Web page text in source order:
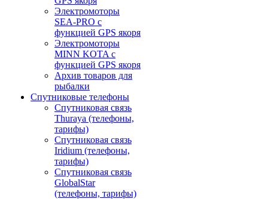
Электромоторы
SEA-PRO с
функцией GPS якоря
Электромоторы
MINN KOTA с
функцией GPS якоря
Архив товаров для
рыбалки
Спутниковые телефоны
Спутниковая связь
Thuraya (телефоны,
тарифы)
Спутниковая связь
Iridium (телефоны,
тарифы)
Спутниковая связь
GlobalStar
(телефоны, тарифы)